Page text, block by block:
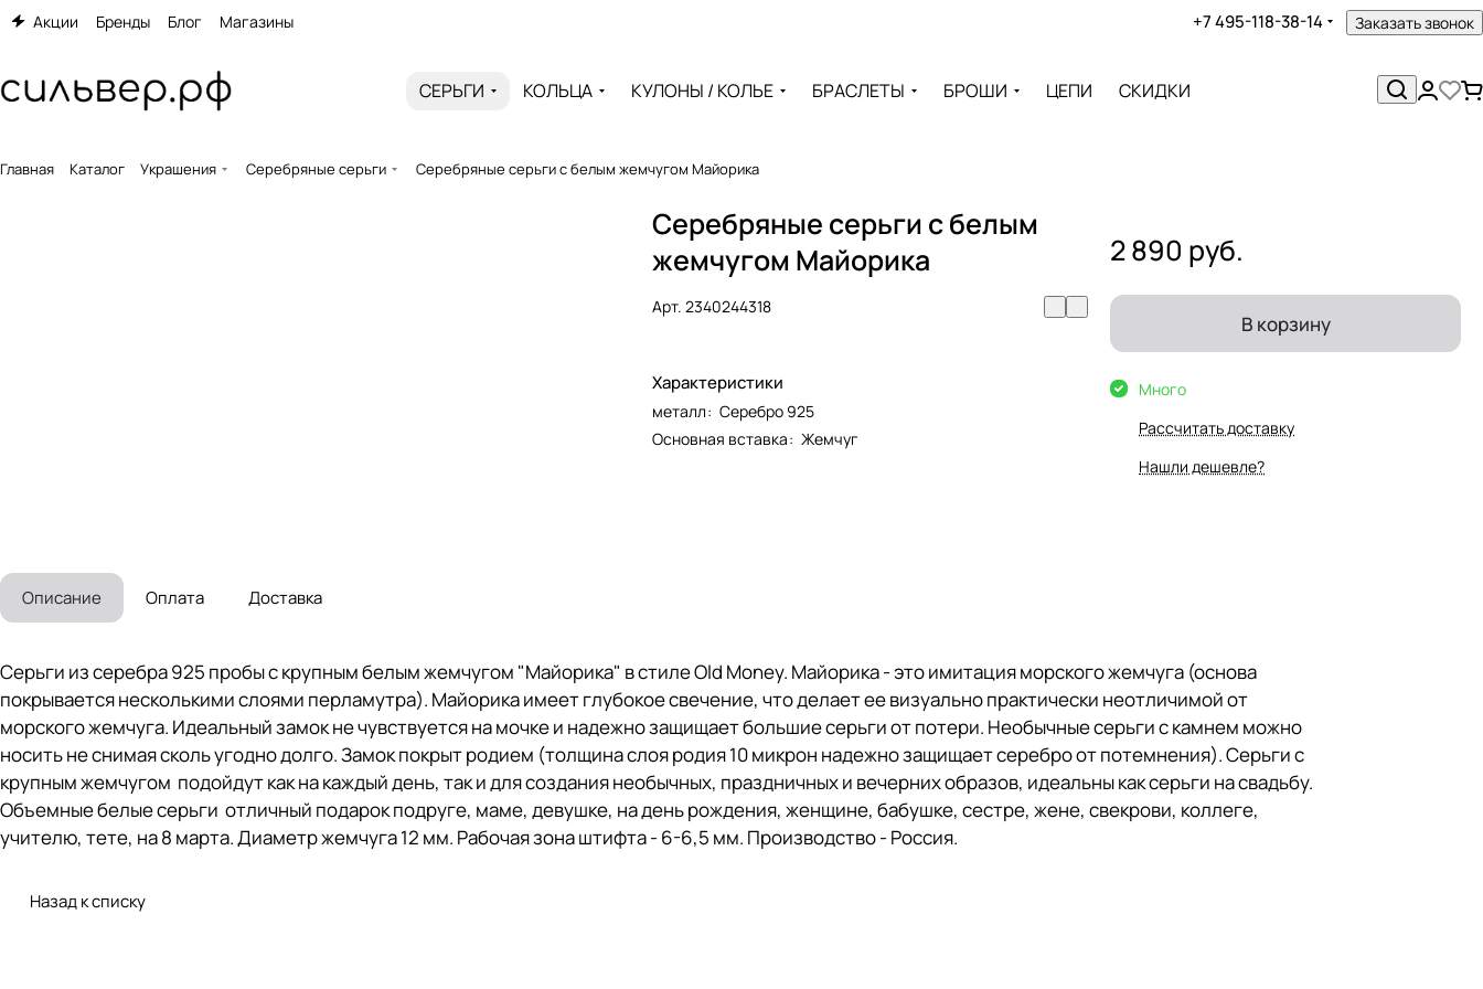
Акции Бренды Блог Магазины +7 495-118-38-14 Заказать звонок
СЕРЬГИ КОЛЬЦА КУЛОНЫ / КОЛЬЕ БРАСЛЕТЫ БРОШИ ЦЕПИ СКИДКИ
Главная Каталог Украшения Серебряные серьги Серебряные серьги с белым жемчугом Майорика
Серебряные серьги с белым
жемчугом Майорика
Арт.2340244318
Характеристики
металл: Серебро 925
Основная вставка: Жемчуг
2 890 руб.
В корзину
Много
Рассчитать доставку
Нашли дешевле?
Описание Оплата Доставка
Серьги из серебра 925 пробы c крупным белым жемчугом "Майорика" в стиле Old Money. Майорика - это имитация морского жемчуга (основа
покрывается несколькими слоями перламутра). Майорика имеет глубокое свечение, что делает ее визуально практически неотличимой от
морского жемчуга. Идеальный замок не чувствуется на мочке и надежно защищает большие серьги от потери. Необычные серьги с камнем можно
носить не снимая сколь угодно долго. Замок покрыт родием (толщина слоя родия 10 микрон надежно защищает серебро от потемнения). Серьги с
крупным жемчугом подойдут как на каждый день, так и для создания необычных, праздничных и вечерних образов, идеальны как серьги на свадьбу.
Объемные белые серьги отличный подарок подруге, маме, девушке, на день рождения, женщине, бабушке, сестре, жене, свекрови, коллеге,
учителю, тете, на 8 марта. Диаметр жемчуга 12 мм. Рабочая зона штифта - 6-6,5 мм. Производство - Россия.
Назад к списку